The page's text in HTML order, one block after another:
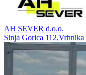
AH SEVER d.o.o.
Sinja Gorica 112,Vrhnika